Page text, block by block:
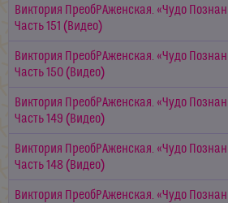
Виктория ПреобРАженская. «Чудо
Часть 151 (Видео)
Виктория ПреобРАженская. «Чудо
Часть 150 (Видео)
Виктория ПреобРАженская. «Чудо
Часть 149 (Видео)
Виктория ПреобРАженская. «Чудо
Часть 148 (Видео)
Виктория ПреобРАженская. «Чудо